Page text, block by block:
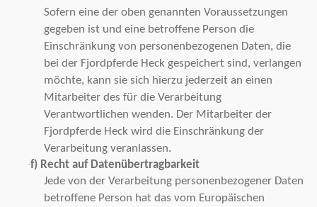
Sofern eine der oben genannten Voraussetzungen
gegeben ist und eine betroffene Person die
Einschränkung von personenbezogenen Daten, die
bei der Fjordpferde Heck gespeichert sind, verlangen
möchte, kann sie sich hierzu jederzeit an einen
Mitarbeiter des für die Verarbeitung
Verantwortlichen wenden. Der Mitarbeiter der
Fjordpferde Heck wird die Einschränkung der
Verarbeitung veranlassen.
·f) Recht auf Datenübertragbarkeit
Jede von der Verarbeitung personenbezogener Daten
betroffene Person hat das vom Europäischen